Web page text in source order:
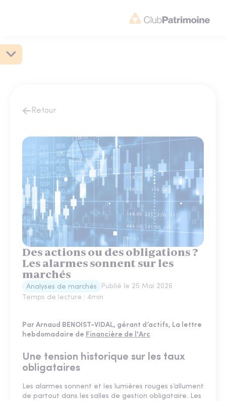
Retour
Des actions ou des obligations ?
Les alarmes sonnent sur les
marchés
Analyses de marchés Publié le 25 Mai 2026
Temps de lecture : 4min
Par Arnaud BENOIST-VIDAL, gérant d’actifs, La lettre
hebdomadaire de Financière de l'Arc
Une tension historique sur les taux
obligataires
Les alarmes sonnent et les lumières rouges s’allument
de partout dans les salles de gestion obligataire. Les